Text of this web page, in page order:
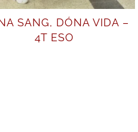
SANG, DÓNA VIDA –
4T ESO